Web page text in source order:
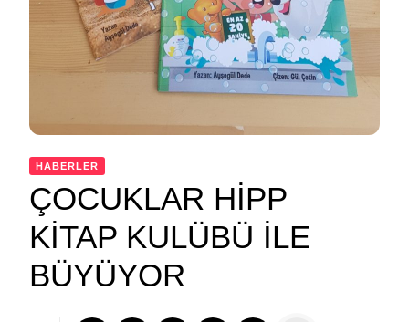
HABERLER
ÇOCUKLAR HİPP
KİTAP KULÜBÜ İLE
BÜYÜYOR